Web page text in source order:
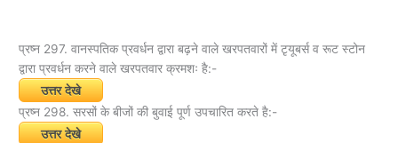
प्रष्न 297. वानस्पतिक प्रवर्धन द्वारा बढ़ने वाले खरपतवारों में टृयूबर्स व रूट स्टोन
द्वारा प्रवर्धन करने वाले खरपतवार क्रमशः है:-
उत्तर देखे
प्रष्न 298. सरसों के बीजों की बुवाई पूर्ण उपचारित करते है:-
उत्तर देखे